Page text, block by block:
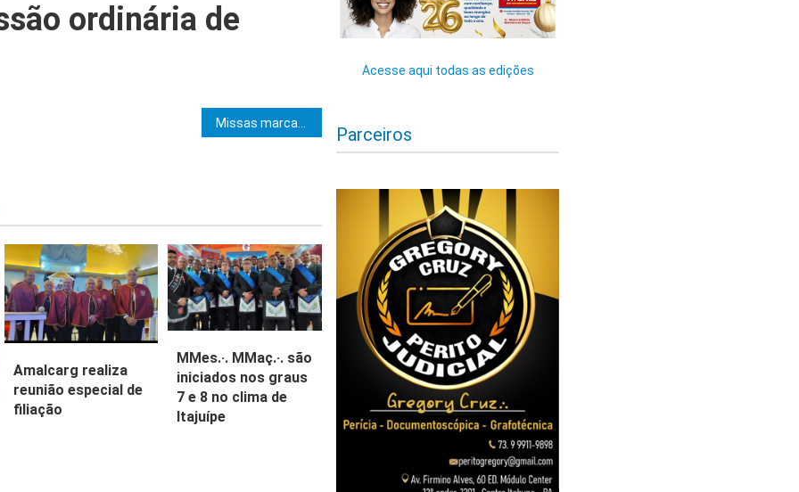
ordinária de
Post
Amalcarg realiza
reunião especial de
filiação
MMes.·. MMaç.·. são
iniciados nos graus
7 e 8 no clima de
Itajuípe
Acesse aqui todas as edições
Parceiros